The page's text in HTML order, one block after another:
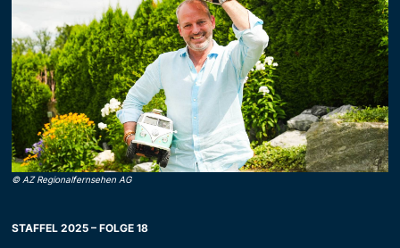
© AZ Regionalfernsehen AG
STAFFEL 2025 – FOLGE 18